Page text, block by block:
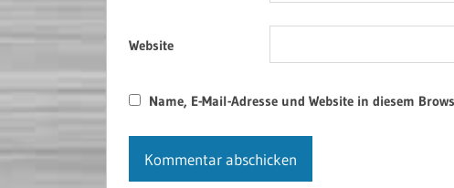
Website
Name, E-Mail-Adresse und Website in diesem